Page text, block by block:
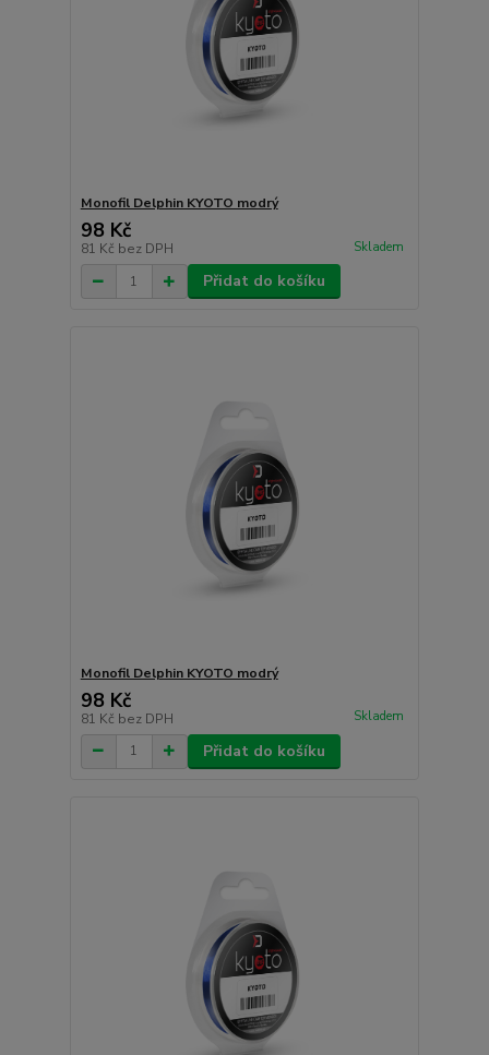
Monofil Delphin KYOTO modrý
98 Kč
81 Kč bez DPH Skladem
Přidat do košíku
Monofil Delphin KYOTO modrý
98 Kč
81 Kč bez DPH Skladem
Přidat do košíku